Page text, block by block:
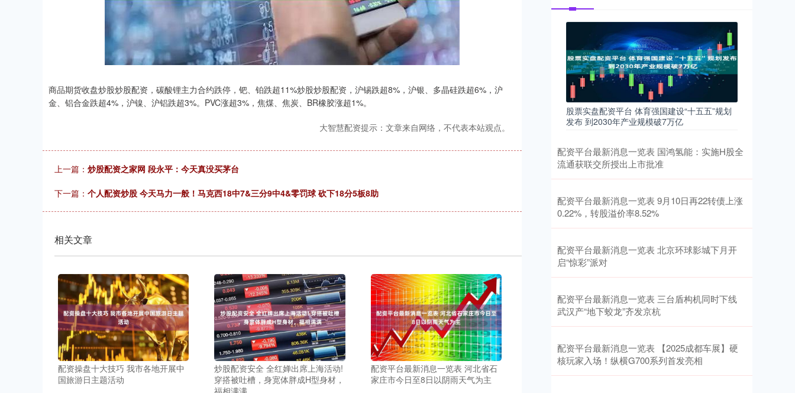
商品期货收盘炒股炒股配资，碳酸锂主力合约跌停，钯、铂跌超11%炒股炒股配资，沪锡跌超8%，沪银、多晶硅跌超6%，沪
金、铝合金跌超4%，沪镍、沪铝跌超3%。PVC涨超3%，焦煤、焦炭、BR橡胶涨超1%。
大智慧配资提示：文章来自网络，不代表本站观点。
上一篇： 炒股配资之家网 段永平：今天真没买茅台
下一篇： 个人配资炒股 今天马力一般！马克西18中7&三分9中4&零罚球 砍下18分5板8助
相关文章
配资操盘十大技巧 我市各地开展中
国旅游日主题活动
炒股配资安全 全红婵出席上海活动!
穿搭被吐槽，身宽体胖成H型身材，
配资平台最新消息一览表 河北省石
家庄市今日至8日以阴雨天气为主
股票实盘配资平台 体育强国建设“十五五”规划
发布 到2030年产业规模破7万亿
配资平台最新消息一览表 国鸿氢能：实施H股全
流通获联交所授出上市批准
配资平台最新消息一览表 9月10日再22转债上涨
0.22%，转股溢价率8.52%
配资平台最新消息一览表 北京环球影城下月开
启“惊彩”派对
配资平台最新消息一览表 三台盾构机同时下线
武汉产“地下蛟龙”齐发京杭
配资平台最新消息一览表 【2025成都车展】硬
核玩家入场！纵横G700系列首发亮相